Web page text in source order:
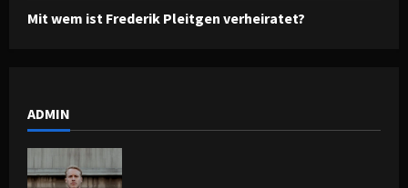
Mit wem ist Frederik Pleitgen verheiratet?
ADMIN